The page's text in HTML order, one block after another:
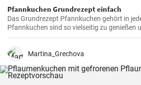
Pfannkuchen Grundrezept einfach
Das Grundrezept Pfannkuchen gehört in
Pfannkuchen sind so vielseitig zu genießen
Süß oder herzhaft gefüllt sind die
Martina_Grechova